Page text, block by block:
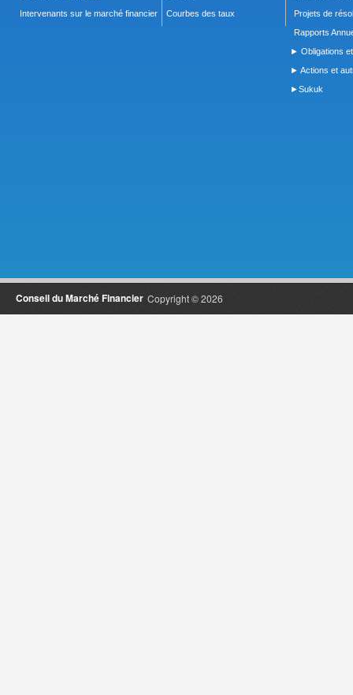
Intervenants sur le marché financier
Courbes des taux
Projets de
Rapports
► Obligations
► Actions et
►Sukuk
Copyright © 2026
Conseil du Marché Financier